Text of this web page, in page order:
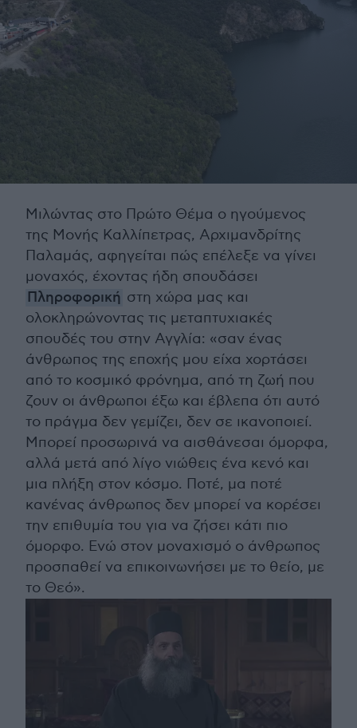
Μιλώντας στο Πρώτο Θέμα ο ηγούμενος
της Μονής Καλλίπετρας, Αρχιμανδρίτης
Παλαμάς, αφηγείται πώς επέλεξε να γίνει
μοναχός, έχοντας ήδη σπουδάσει
Πληροφορική στη χώρα μας και
ολοκληρώνοντας τις μεταπτυχιακές
σπουδές του στην Αγγλία: «σαν ένας
άνθρωπος της εποχής μου είχα χορτάσει
από το κοσμικό φρόνημα, από τη ζωή που
ζουν οι άνθρωποι έξω και έβλεπα ότι αυτό
το πράγμα δεν γεμίζει, δεν σε ικανοποιεί.
Μπορεί προσωρινά να αισθάνεσαι όμορφα,
αλλά μετά από λίγο νιώθεις ένα κενό και
μια πλήξη στον κόσμο. Ποτέ, μα ποτέ
κανένας άνθρωπος δεν μπορεί να κορέσει
την επιθυμία του για να ζήσει κάτι πιο
όμορφο. Ενώ στον μοναχισμό ο άνθρωπος
προσπαθεί να επικοινωνήσει με το θείο, με
το Θεό».